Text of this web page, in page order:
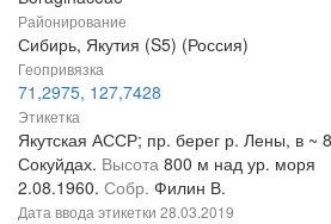
Районирование
Сибирь, Якутия (S5) (Россия)
Геопривязка
71,2975, 127,7428
Этикетка
Якутская АССР; пр. берег р. Лены, в ~
Сокуйдах. Высота 800 м над ур. моря
2.08.1960. Собр. Филин В.
Дата ввода этикетки 28.03.2019